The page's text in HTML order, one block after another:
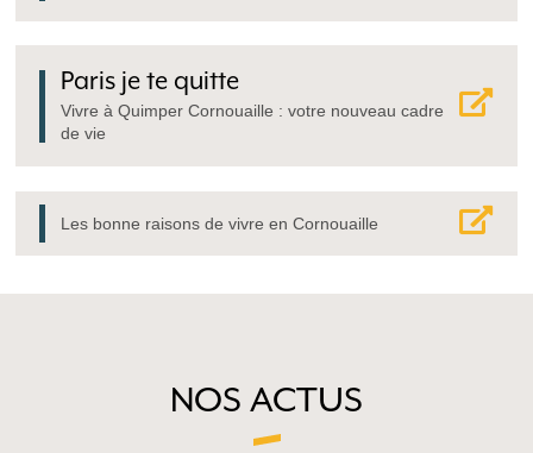
Paris je te quitte
Vivre à Quimper Cornouaille : votre nouveau cadre
de vie
Les bonne raisons de vivre en Cornouaille
NOS ACTUS